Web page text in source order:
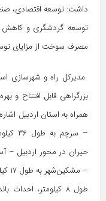
داشت: توسعه اقتصادی،
توسعه گردشگری و کاهش
مصرف سوخت از مزایای
بزرگراهی قابل افتتاح و
همراه به استان اردبیل
–
–